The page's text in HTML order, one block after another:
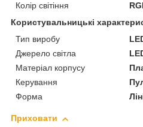
Колір світіння
Користувальницькі
Тип виробу
Джерело світла
Матеріал корпусу
Керування
Форма
Приховати